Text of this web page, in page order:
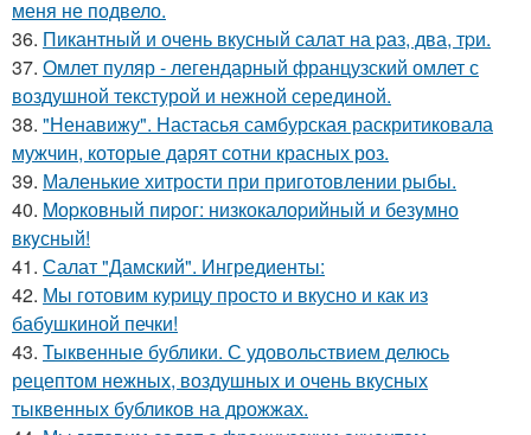
меня не подвело.
36. Пикантный и очень вкусный салат на pаз, два, тpи.
37. Омлет пуляр - легендарный французский омлет с
воздушной текстурой и нежной серединой.
38. "Ненавижу". Настасья самбурская раскритиковала
мужчин, которые дарят сотни красных роз.
39. Маленькие хитрости при приготовлении рыбы.
40. Mоpковный пиpог: низкокалоpийный и безyмно
вкyсный!
41. Салат "Дамский". Ингредиенты:
42. Мы готовим курицу просто и вкусно и как из
бабушкиной печки!
43. Тыквенные бублики. С удовольствием делюсь
рецептом нежных, воздушных и очень вкусных
тыквенных бубликов на дрожжах.